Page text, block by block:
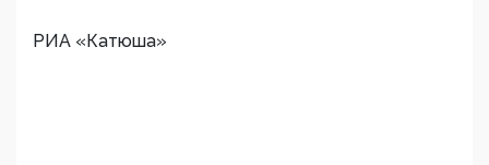
РИА «Катюша»